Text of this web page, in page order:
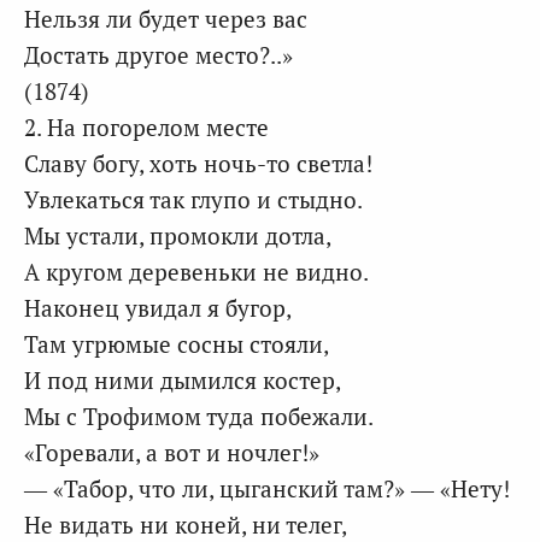
Нельзя ли будет через вас
Достать другое место?..»
(1874)
2. На погорелом месте
Славу богу, хоть ночь-то светла!
Увлекаться так глупо и стыдно.
Мы устали, промокли дотла,
А кругом деревеньки не видно.
Наконец увидал я бугор,
Там угрюмые сосны стояли,
И под ними дымился костер,
Мы с Трофимом туда побежали.
«Горевали, а вот и ночлег!»
— «Табор, что ли, цыганский там?» — «Нету!
Не видать ни коней, ни телег,